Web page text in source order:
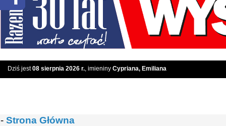
Dziś jest08 sierpnia 2026 r., imieniny Cypriana, Emiliana
- Strona Główna